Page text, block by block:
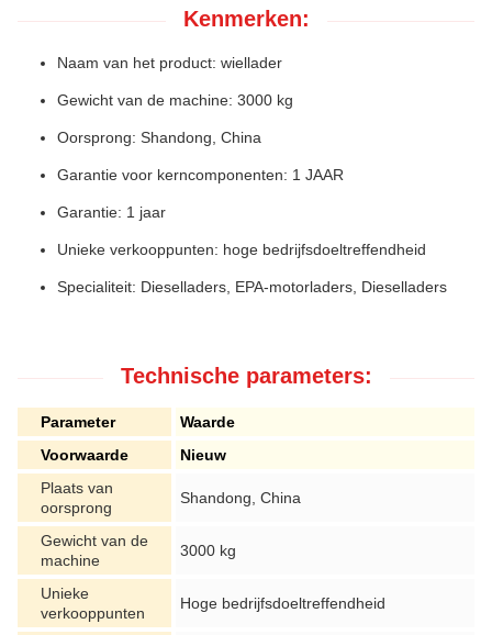
Kenmerken:
Naam van het product: wiellader
Gewicht van de machine: 3000 kg
Oorsprong: Shandong, China
Garantie voor kerncomponenten: 1 JAAR
Garantie: 1 jaar
Unieke verkooppunten: hoge bedrijfsdoeltreffendheid
Specialiteit: Dieselladers, EPA-motorladers, Dieselladers
Technische parameters:
Parameter
Waarde
Voorwaarde
Nieuw
Plaats van
oorsprong
Shandong, China
Gewicht van de
machine
3000 kg
Unieke
verkooppunten
Hoge bedrijfsdoeltreffendheid